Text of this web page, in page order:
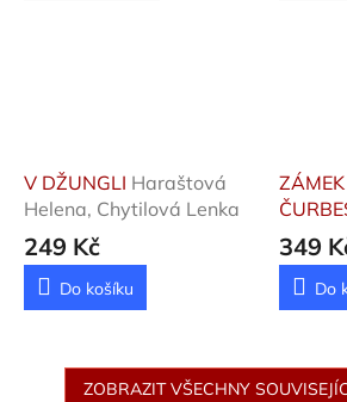
V DŽUNGLI Haraštová
Helena, Chytilová Lenka
249 Kč
Do košíku
349
Do
ZOBRAZIT VŠECHNY